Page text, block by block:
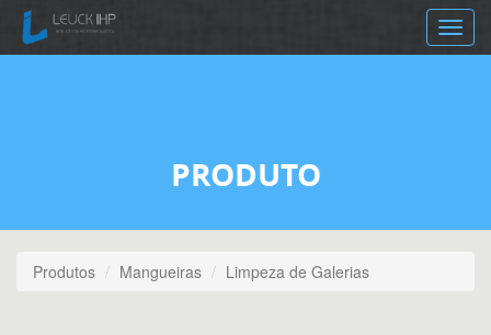
Toggle
PRODUTO
Produtos Mangueiras Limpeza de Galerias